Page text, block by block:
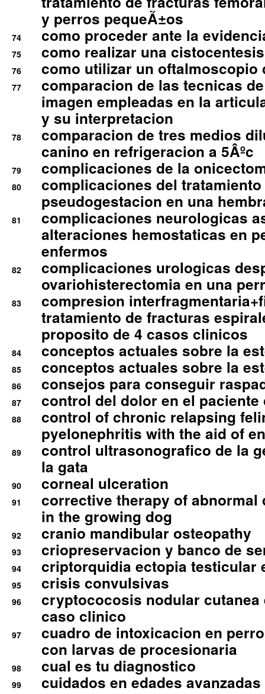
y perros pequeÃ±os
74 como proceder ante la
75 como realizar una
76 como utilizar un oftalmoscopio
77
comparacion de las tecnicas
imagen empleadas en la
y su interpretacion
78
comparacion de tres medios
canino en refrigeracion a 5Âºc
79 complicaciones de la
80
complicaciones del
pseudogestacion en una
81
complicaciones neurologicas
alteraciones hemostaticas en
enfermos
82
complicaciones urologicas
ovariohisterectomia en una
83
compresion
tratamiento de fracturas
proposito de 4 casos clinicos
84 conceptos actuales sobre la
85 conceptos actuales sobre la
86 consejos para conseguir
87 control del dolor en el
88
control of chronic relapsing
pyelonephritis with the aid of
89
control ultrasonografico de la
la gata
90 corneal ulceration
91
corrective therapy of abnormal
in the growing dog
92 cranio mandibular osteopathy
93 criopreservacion y banco de
94 criptorquidia ectopia testicular
95 crisis convulsivas
96
cryptococosis nodular cutanea
caso clinico
97
cuadro de intoxicacion en
con larvas de procesionaria
98 cual es tu diagnostico
99
cuidados en edades